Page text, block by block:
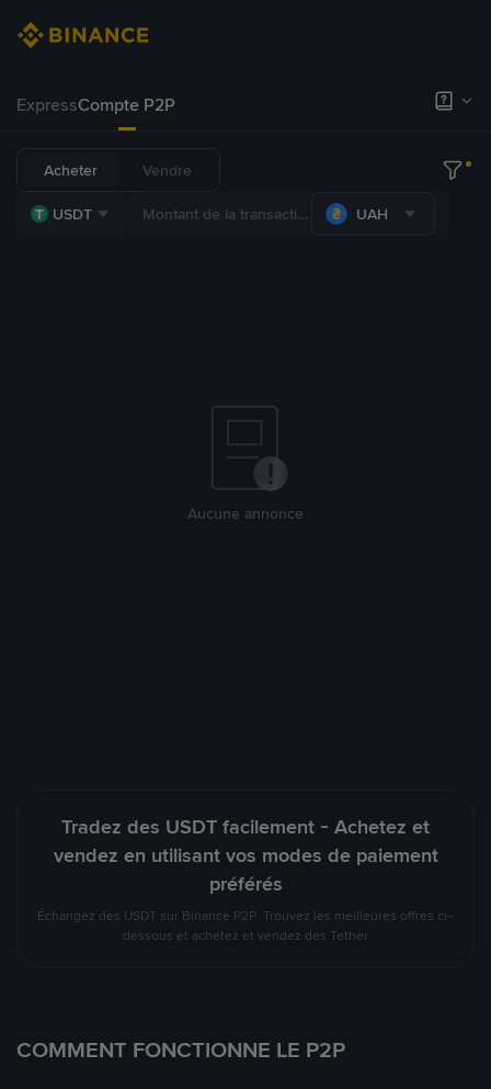
ExpressCompte P2P
Acheter Vendre
USDT UAH
Aucune annonce
Tradez des USDT facilement - Achetez et
vendez en utilisant vos modes de paiement
préférés
Échangez des USDT sur Binance P2P. Trouvez les meilleures offres ci-
dessous et achetez et vendez des Tether
COMMENT FONCTIONNE LE P2P